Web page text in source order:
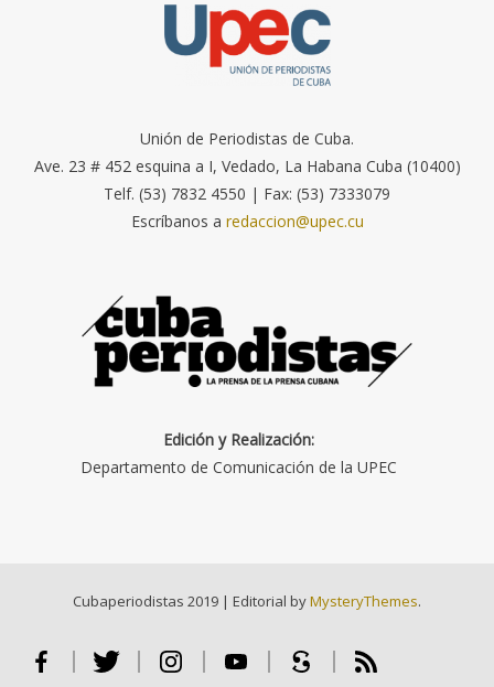
Unión de Periodistas de Cuba.
Ave. 23 # 452 esquina a I, Vedado, La Habana Cuba (10400)
Telf. (53) 7832 4550 | Fax: (53) 7333079
Escríbanos a redaccion@upec.cu
Edición y Realización:
Departamento de Comunicación de la UPEC
Cubaperiodistas 2019 | Editorial byMysteryThemes.
Facebook Twitter Instagram Youtube Scribd RSS